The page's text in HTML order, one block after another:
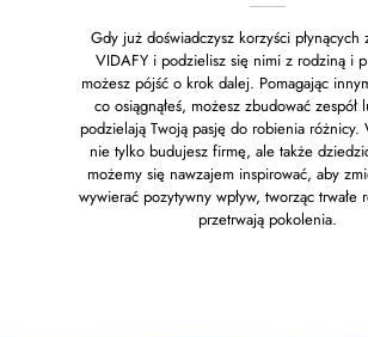
Gdy już doświadczysz korzyści płynących
VIDAFY i podzielisz się nimi z rodziną i
możesz pójść o krok dalej. Pomagając
co osiągnąłeś, możesz zbudować zespół
podzielają Twoją pasję do robienia różnicy.
nie tylko budujesz firmę, ale także
możemy się nawzajem inspirować, aby
wywierać pozytywny wpływ, tworząc trwałe
przetrwają pokolenia.